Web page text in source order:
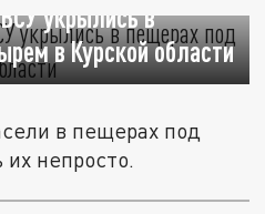
укрылись в
в Курской области
в пещерах под
непросто.